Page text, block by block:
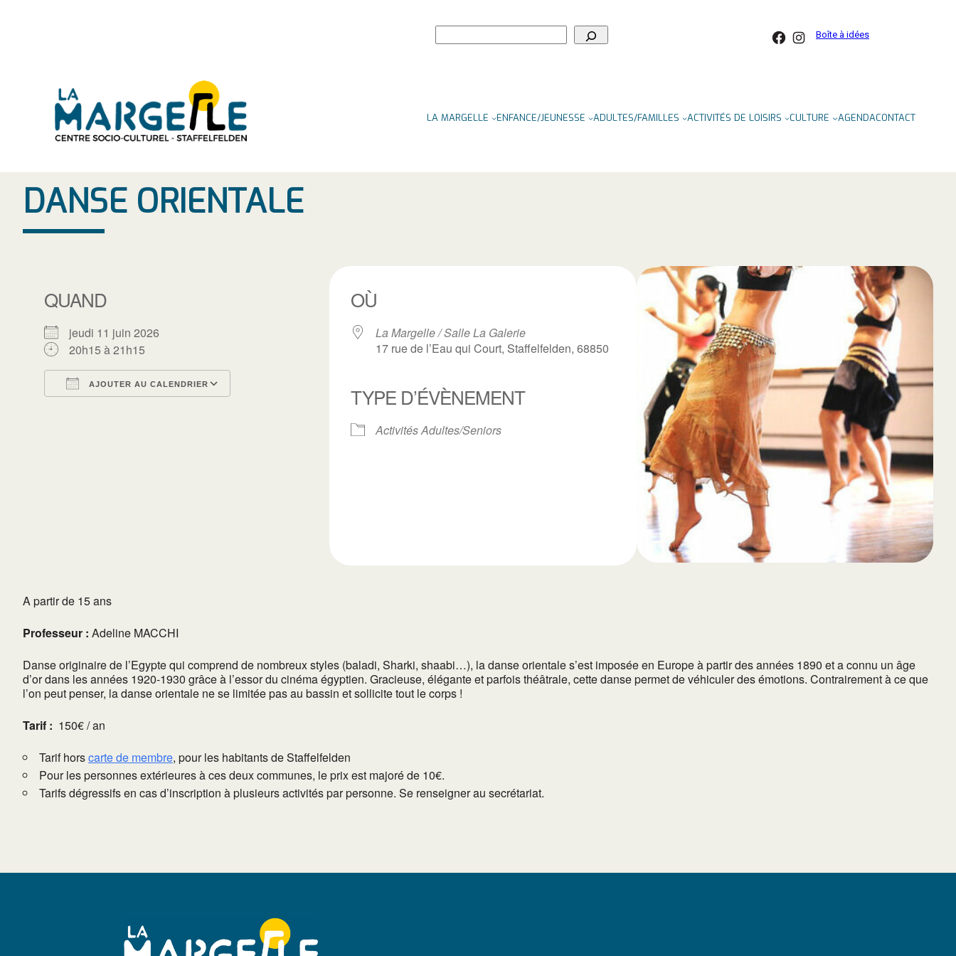
Facebook
Instagram
Boîte à idées
LA MARGELLE ENFANCE/JEUNESSE ADULTES/FAMILLES ACTIVITÉS DE LOISIRS CULTURE AGENDACONTACT
DANSE ORIENTALE
QUAND
jeudi 11 juin 2026
20h15 à 21h15
AJOUTER AU CALENDRIER
iCalendar Office 365 Outlook Live
OÙ
La Margelle / Salle La Galerie
17 rue de l’Eau qui Court, Staffelfelden, 68850
TYPE D’ÉVÈNEMENT
Activités Adultes/Seniors
A partir de 15 ans
Professeur : Adeline MACCHI
Danse originaire de l’Egypte qui comprend de nombreux styles (baladi, Sharki, shaabi…), la danse orientale s’est imposée en Europe à partir des années 1890 et a connu un âge
d’or dans les années 1920-1930 grâce à l’essor du cinéma égyptien. Gracieuse, élégante et parfois théâtrale, cette danse permet de véhiculer des émotions. Contrairement à ce que
l’on peut penser, la danse orientale ne se limitée pas au bassin et sollicite tout le corps !
Tarif : 150€ / an
Tarif horscarte de membre, pour les habitants de Staffelfelden
Pour les personnes extérieures à ces deux communes, le prix est majoré de 10€.
Tarifs dégressifs en cas d’inscription à plusieurs activités par personne. Se renseigner au secrétariat.